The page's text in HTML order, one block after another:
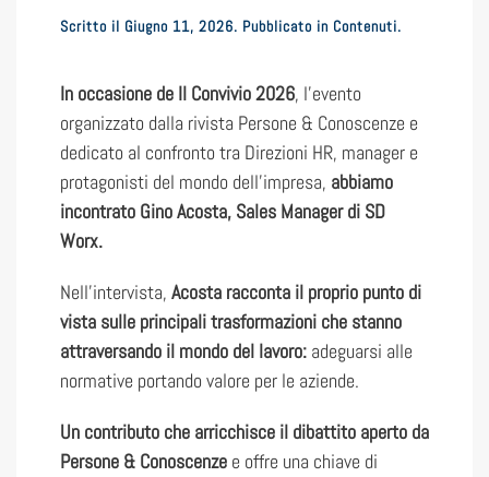
Scritto il Giugno 11, 2026. Pubblicato in Contenuti.
In occasione de Il Convivio 2026, l’evento
organizzato dalla rivista Persone & Conoscenze e
dedicato al confronto tra Direzioni HR, manager e
protagonisti del mondo dell’impresa, abbiamo
incontrato Gino Acosta, Sales Manager di SD
Worx.
Nell’intervista, Acosta racconta il proprio punto di
vista sulle principali trasformazioni che stanno
attraversando il mondo del lavoro: adeguarsi alle
normative portando valore per le aziende.
Un contributo che arricchisce il dibattito aperto da
Persone & Conoscenze e offre una chiave di